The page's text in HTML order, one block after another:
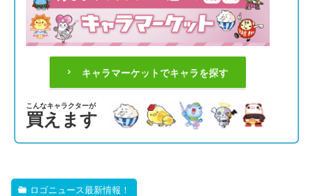
キャラマーケットでキャラを探す
こんなキャラクターが
買えます
ロゴニュース最新情報！